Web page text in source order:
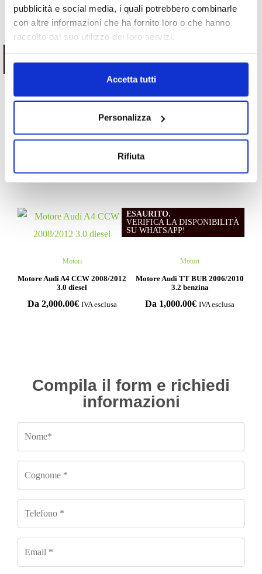
pubblicità e social media, i quali potrebbero combinarle
con altre informazioni che ha fornito loro o che hanno
raccolto dal suo utilizzo dei loro servizi.
Accetta tutti
Personalizza
Rifiuta
Potrebbe interessarti
Motore Opel Zafira X18XE1
1999/2000 1.8 benzina
Motore Renault Clio K9KB6
2013/2016 1.5 diesel
1,050.00
Motori
Motore Audi A4 CCW 2008/2012
3.0 diesel
Da 2,000.00€ IVA esclusa
Motori
ESAURITO.
VERIFICA LA DISPONIBILITÀ
SU WHATSAPP!
Motore Audi TT BUB 2006/2010
3.2 benzina
Da 1,000.00€ IVA esclusa
Compila il form e richiedi
informazioni